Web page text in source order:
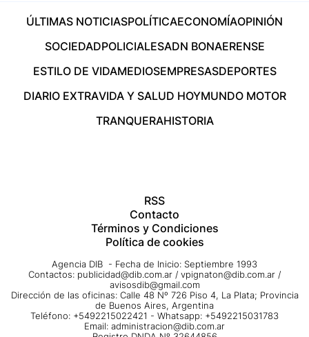
ÚLTIMAS NOTICIASPOLÍTICAECONOMÍAOPINIÓN
SOCIEDADPOLICIALESADN BONAERENSE
ESTILO DE VIDAMEDIOSEMPRESASDEPORTES
DIARIO EXTRAVIDA Y SALUD HOYMUNDO MOTOR
TRANQUERAHISTORIA
RSS
Contacto
Términos y Condiciones
Política de cookies
Agencia DIB - Fecha de Inicio: Septiembre 1993
Contactos: publicidad@dib.com.ar / vpignaton@dib.com.ar /
avisosdib@gmail.com
Dirección de las oficinas: Calle 48 Nº 726 Piso 4, La Plata; Provincia
de Buenos Aires, Argentina
Teléfono: +5492215022421 - Whatsapp: +5492215031783
Email: administracion@dib.com.ar